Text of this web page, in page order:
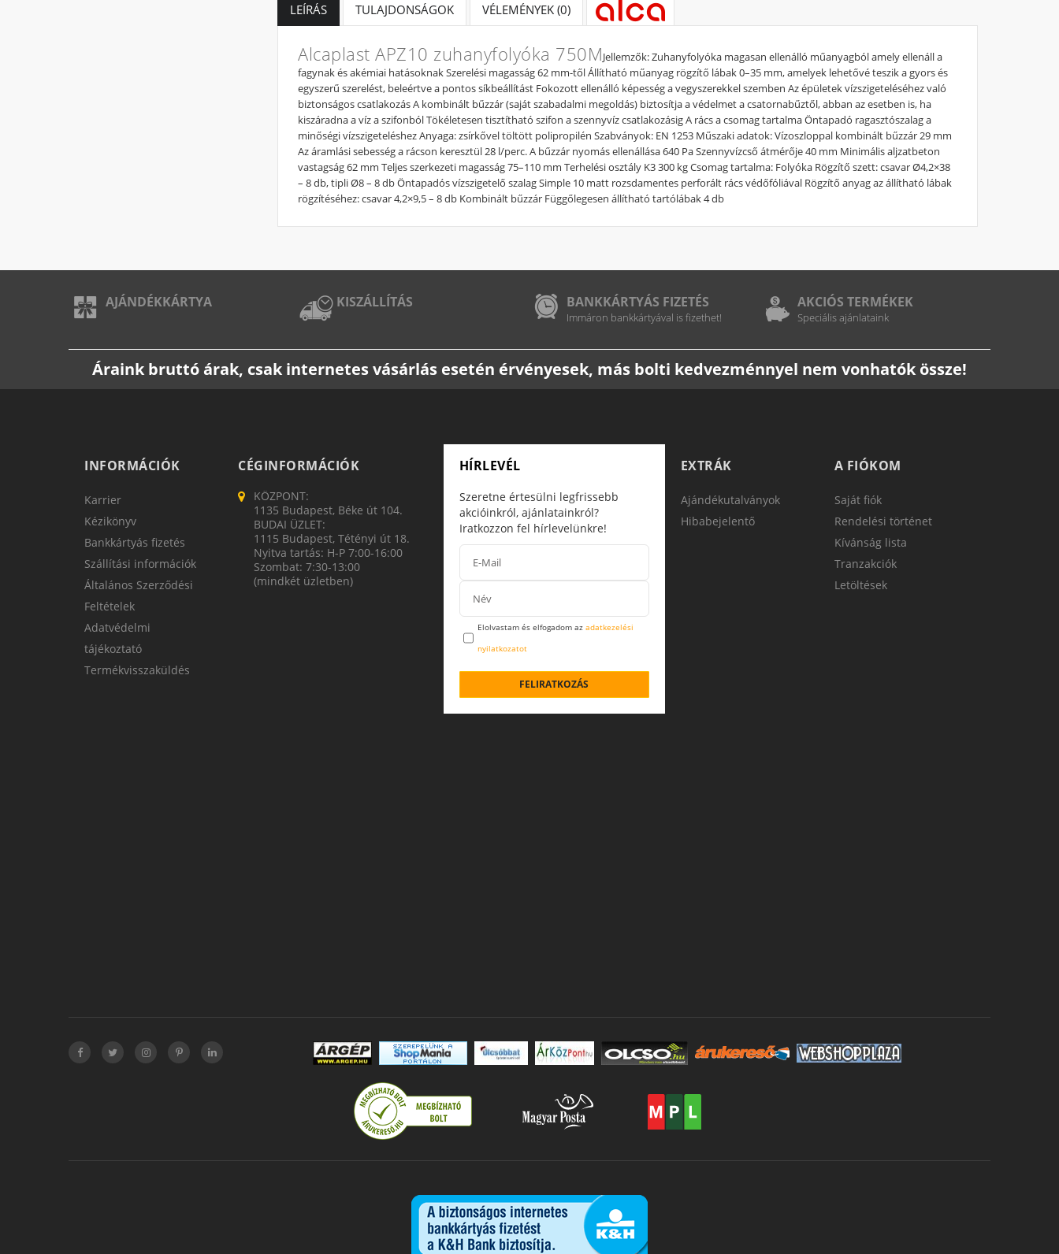
LEÍRÁS TULAJDONSÁGOK VÉLEMÉNYEK (0)
Alcaplast APZ10 zuhanyfolyóka 750MJellemzők: Zuhanyfolyóka magasan ellenálló műanyagból amely ellenáll a
fagynak és akémiai hatásoknak Szerelési magasság 62 mm-től Állítható műanyag rögzítő lábak 0–35 mm, amelyek lehetővé teszik a gyors és
egyszerű szerelést, beleértve a pontos síkbeállítást Fokozott ellenálló képesség a vegyszerekkel szemben Az épületek vízszigeteléséhez való
biztonságos csatlakozás A kombinált bűzzár (saját szabadalmi megoldás) biztosítja a védelmet a csatornabűztől, abban az esetben is, ha
kiszáradna a víz a szifonból Tökéletesen tisztítható szifon a szennyvíz csatlakozásig A rács a csomag tartalma Öntapadó ragasztószalag a
minőségi vízszigeteléshez Anyaga: zsírkővel töltött polipropilén Szabványok: EN 1253 Műszaki adatok: Vízoszloppal kombinált bűzzár 29 mm
Az áramlási sebesség a rácson keresztül 28 l/perc. A bűzzár nyomás ellenállása 640 Pa Szennyvízcső átmérője 40 mm Minimális aljzatbeton
vastagság 62 mm Teljes szerkezeti magasság 75–110 mm Terhelési osztály K3 300 kg Csomag tartalma: Folyóka Rögzítő szett: csavar Ø4,2×38
– 8 db, tipli Ø8 – 8 db Öntapadós vízszigetelő szalag Simple 10 matt rozsdamentes perforált rács védőfóliával Rögzítő anyag az állítható lábak
rögzítéséhez: csavar 4,2×9,5 – 8 db Kombinált bűzzár Függőlegesen állítható tartólábak 4 db
AJÁNDÉKKÁRTYA KISZÁLLÍTÁS BANKKÁRTYÁS FIZETÉS
Immáron bankkártyával is fizethet!
AKCIÓS TERMÉKEK
Speciális ajánlataink
Áraink bruttó árak, csak internetes vásárlás esetén érvényesek, más bolti kedvezménnyel nem vonhatók össze!
INFORMÁCIÓK
Karrier
Kézikönyv
Bankkártyás fizetés
Szállítási információk
Általános Szerződési
Feltételek
Adatvédelmi
tájékoztató
Termékvisszaküldés
CÉGINFORMÁCIÓK
KÖZPONT:
1135 Budapest, Béke út 104.
BUDAI ÜZLET:
1115 Budapest, Tétényi út 18.
Nyitva tartás: H-P 7:00-16:00
Szombat: 7:30-13:00
(mindkét üzletben)
HÍRLEVÉL
Szeretne értesülni legfrissebb
akcióinkról, ajánlatainkról?
Iratkozzon fel hírlevelünkre!
Elolvastam és elfogadom az adatkezelési
nyilatkozatot
FELIRATKOZÁS
EXTRÁK
Ajándékutalványok
Hibabejelentő
A FIÓKOM
Saját fiók
Rendelési történet
Kívánság lista
Tranzakciók
Letöltések